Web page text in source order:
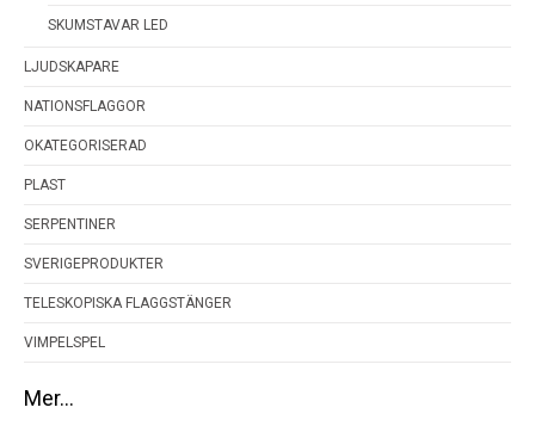
SKUMSTAVAR LED
LJUDSKAPARE
NATIONSFLAGGOR
OKATEGORISERAD
PLAST
SERPENTINER
SVERIGEPRODUKTER
TELESKOPISKA FLAGGSTÄNGER
VIMPELSPEL
Mer…